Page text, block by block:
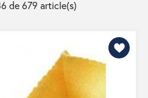
de 679 article(s)